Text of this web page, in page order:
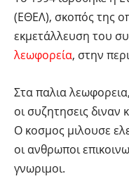
(ΕΘΕΛ), σκοπός της
εκμετάλλευση του
λεωφορεία, στην
Στα παλια
οι συζητησεις διναν
Ο κοσμος μιλουσε
οι ανθρωποι
γνωριμοι.